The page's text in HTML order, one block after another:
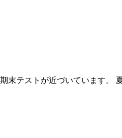
末テストが近づいています。